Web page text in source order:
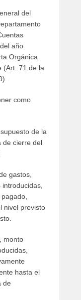
del
año
Orgánica
(Art. 71 de la
como
de la
de cierre del
gastos,
nivel previsto
monto
hasta el
de